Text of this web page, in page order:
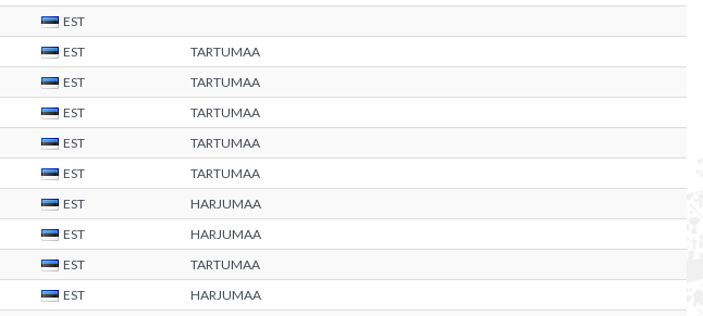
EST
EST
TARTUMAA
EST
TARTUMAA
EST
TARTUMAA
EST
TARTUMAA
EST
TARTUMAA
EST
HARJUMAA
EST
HARJUMAA
EST
TARTUMAA
EST
HARJUMAA